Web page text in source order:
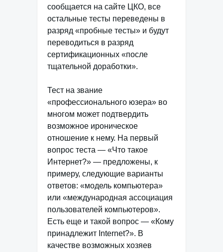
сообщается на сайте ЦКО, все
остальные тесты переведены в
разряд «пробные тесты» и будут
переводиться в разряд
сертификационных «после
тщательной доработки».
Тест на звание
«профессионального юзера» во
многом может подтвердить
возможное ироническое
отношение к нему. На первый
вопрос теста — «Что такое
Интернет?» — предложены, к
примеру, следующие варианты
ответов: «модель компьютера»
или «международная ассоциация
пользователей компьютеров».
Есть еще и такой вопрос — «Кому
принадлежит Internet?». В
качестве возможных хозяев